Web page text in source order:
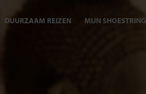
DUURZAAM REIZEN MIJN SHOESTRING